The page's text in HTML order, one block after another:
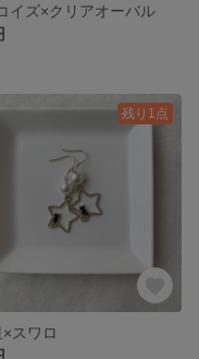
イズ×クリアオーバル
残り1点
スワロ